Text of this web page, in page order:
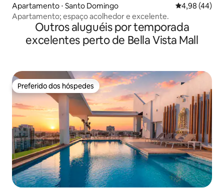
Apartamento ⋅ Santo Domingo 4,98 de uma
4,98 (44)
Apartamento; espaço acolhedor e excelente.
Outros aluguéis por temporada
excelentes perto de Bella Vista Mall
Preferido dos hóspedes
Preferido dos hóspedes